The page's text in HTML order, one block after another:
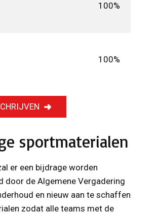
100%
100%
sportmaterialen
er een bijdrage worden
door de Algemene Vergadering
en nieuw aan te schaffen
zodat alle teams met de